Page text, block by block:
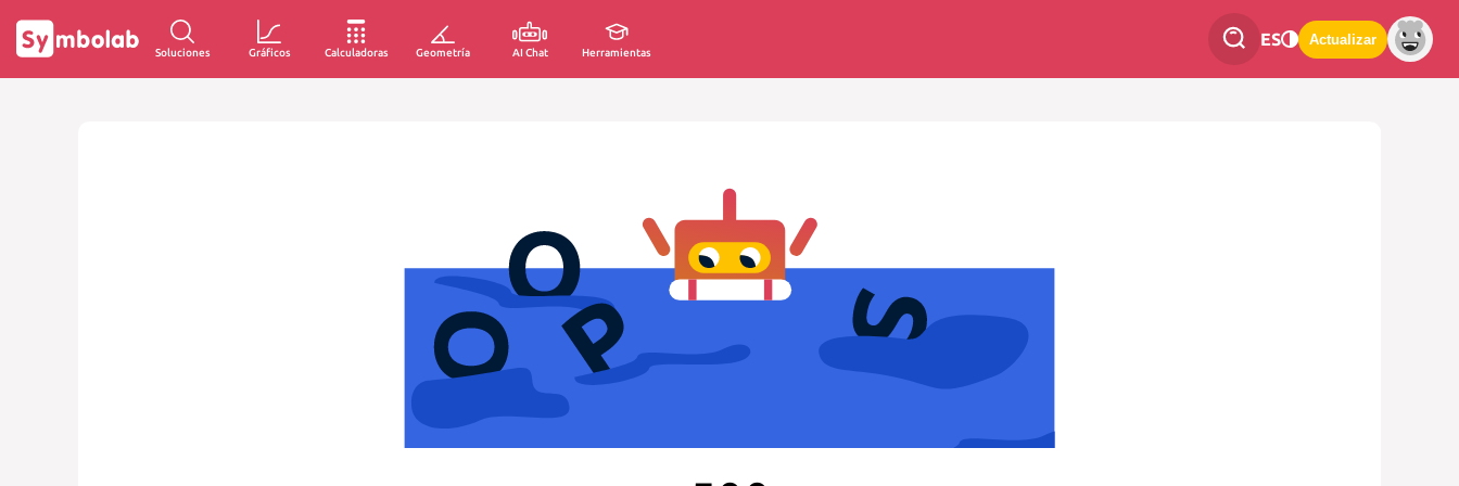
Soluciones Gráficos Calculadoras Geometría AI Chat Herramientas
ES Actualizar